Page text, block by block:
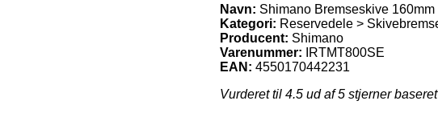
Navn: Shimano Bremseskive
Kategori: Reservedele >
Producent: Shimano
Varenummer:
IRTMT800SE
EAN: 4550170442231
Vurderet til 4.5 ud af 5 stjerner